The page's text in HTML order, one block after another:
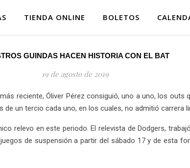
TIENDA ONLINE BOLETOS
GUINDAS HACEN HISTORIA CON EL BAT
19 de agosto de 2019
reciente, Óliver Pérez consiguió, uno a uno, los
un tercio cada uno, en los cuales, no admitió carrera
relevo en este periodo. El relevista de Dodgers,
de suspensión a partir del sábado 17 y de esta